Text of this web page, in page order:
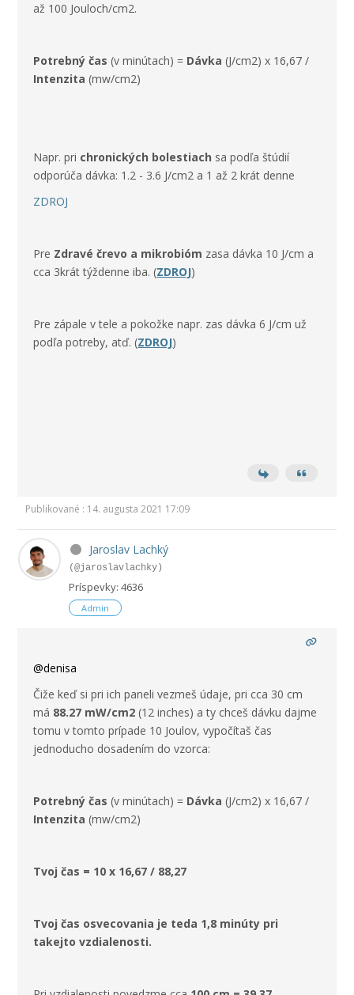
až 100 Jouloch/cm2.
Potrebný čas (v minútach) = Dávka (J/cm2) x 16,67 /
Intenzita (mw/cm2)
Napr. pri chronických bolestiach sa podľa štúdií
odporúča dávka: 1.2 - 3.6 J/cm2 a 1 až 2 krát denne
ZDROJ
Pre Zdravé črevo a mikrobióm zasa dávka 10 J/cm a
cca 3krát týždenne iba. (ZDROJ)
Pre zápale v tele a pokožke napr. zas dávka 6 J/cm už
podľa potreby, atď. (ZDROJ)
Publikované : 14. augusta 2021 17:09
Jaroslav Lachký
(@jaroslavlachky)
Príspevky: 4636
Admin
@denisa
Čiže keď si pri ich paneli vezmeš údaje, pri cca 30 cm
má 88.27 mW/cm2 (12 inches) a ty chceš dávku dajme
tomu v tomto prípade 10 Joulov, vypočítaš čas
jednoducho dosadením do vzorca:
Potrebný čas (v minútach) = Dávka (J/cm2) x 16,67 /
Intenzita (mw/cm2)
Tvoj čas = 10 x 16,67 / 88,27
Tvoj čas osvecovania je teda 1,8 minúty pri
takejto vzdialenosti.